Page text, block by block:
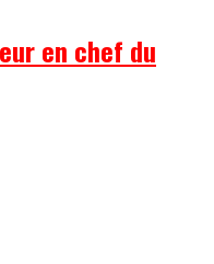
en chef du